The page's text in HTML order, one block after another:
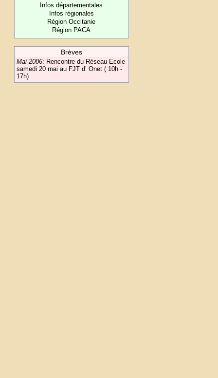
Infos départementales
Infos régionales
Région Occitanie
Région PACA
Brèves
Mai 2006: Rencontre du Réseau Ecole
samedi 20 mai au FJT d’ Onet ( 10h -
17h)